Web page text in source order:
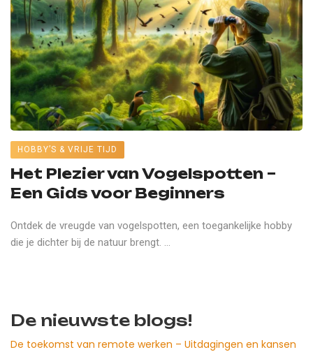
HOBBY’S & VRIJE TIJD
Het Plezier van Vogelspotten –
Een Gids voor Beginners
Ontdek de vreugde van vogelspotten, een toegankelijke hobby
die je dichter bij de natuur brengt. ...
De nieuwste blogs!
De toekomst van remote werken – Uitdagingen en kansen